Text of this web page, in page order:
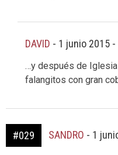
DAVID - 1 junio 2015 -
…y después de
falangitos con gran
#029 SANDRO - 1